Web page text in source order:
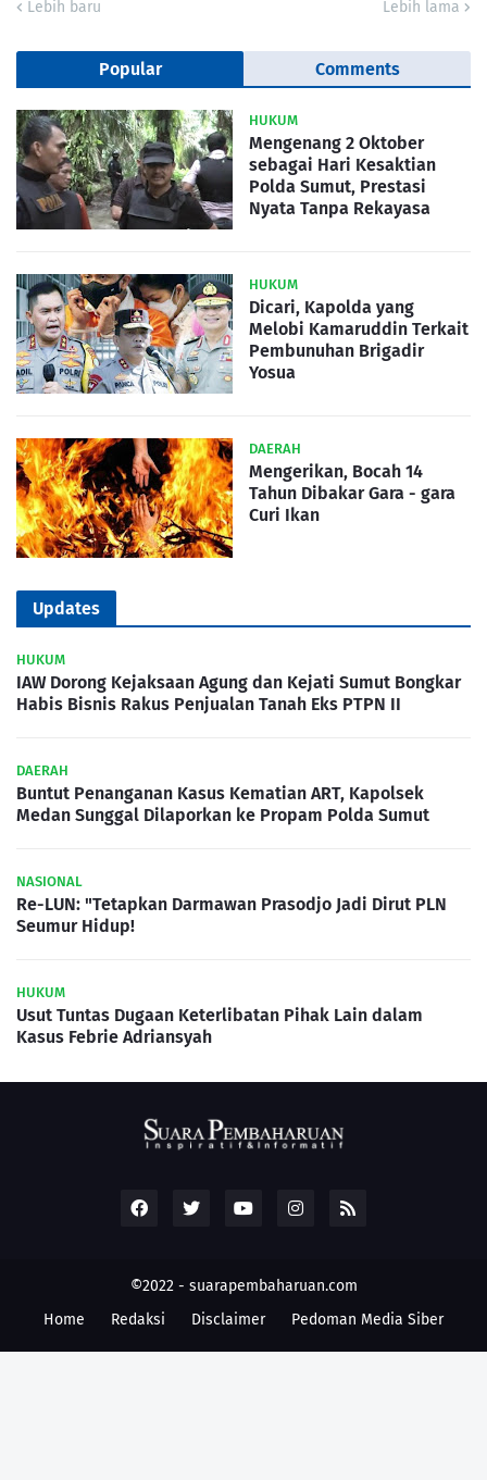
Lebih baru Lebih lama
Popular Comments
HUKUM
Mengenang 2 Oktober
sebagai Hari Kesaktian
Polda Sumut, Prestasi
Nyata Tanpa Rekayasa
HUKUM
Dicari, Kapolda yang
Melobi Kamaruddin Terkait
Pembunuhan Brigadir
Yosua
DAERAH
Mengerikan, Bocah 14
Tahun Dibakar Gara - gara
Curi Ikan
Updates
HUKUM
IAW Dorong Kejaksaan Agung dan Kejati Sumut Bongkar
Habis Bisnis Rakus Penjualan Tanah Eks PTPN II
DAERAH
Buntut Penanganan Kasus Kematian ART, Kapolsek
Medan Sunggal Dilaporkan ke Propam Polda Sumut
NASIONAL
Re-LUN: "Tetapkan Darmawan Prasodjo Jadi Dirut PLN
Seumur Hidup!
HUKUM
Usut Tuntas Dugaan Keterlibatan Pihak Lain dalam
Kasus Febrie Adriansyah
©2022 - suarapembaharuan.com
Home
Redaksi Disclaimer Pedoman Media Siber